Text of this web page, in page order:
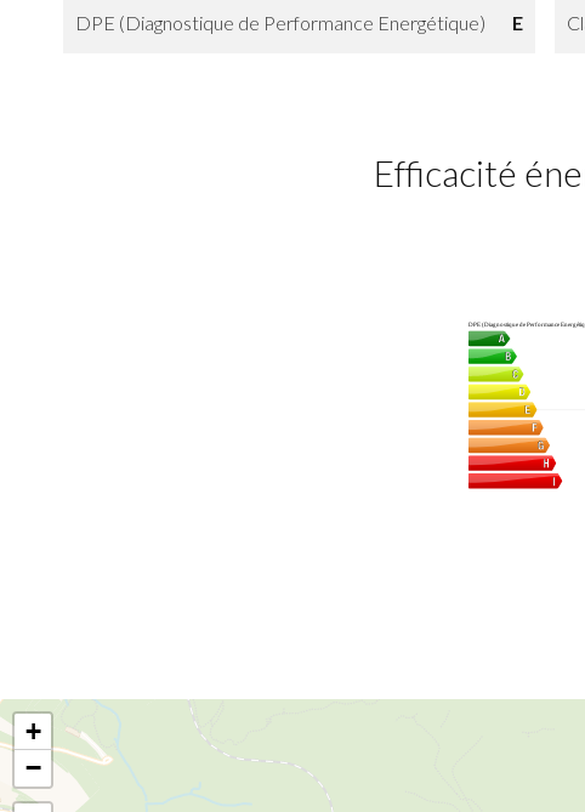
DPE (Diagnostique de Performance Energétique) E
Efficacité
DPE (Diagnostique de Performance
+
−